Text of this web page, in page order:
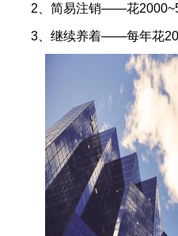
2、简易注销——花
3、继续养着——每年花